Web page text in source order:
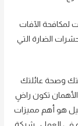
لمكافحة الآفات
الضارة التي
وصحة عائلتك
الأهمان تكون راضٍ
هو أهم مميزات